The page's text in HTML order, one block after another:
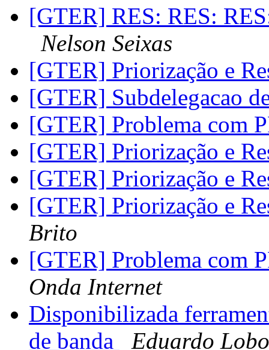
[GTER] RES: RES:
Nelson Seixas
[GTER] Priorização e
[GTER] Subdelegacao
[GTER] Problema com
[GTER] Priorização e
[GTER] Priorização e
[GTER] Priorização e
Brito
[GTER] Problema com
Onda Internet
Disponibilizada
de banda
Eduardo Lobo